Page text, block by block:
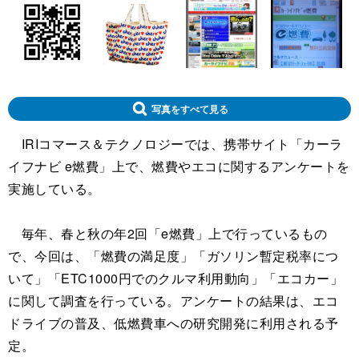
写真をすべて見る
IRIコマース＆テクノロジーでは、携帯サイト「カーラ
イフナビ e燃費」上で、燃費やエコに関するアンケートを
実施している。
毎年、春と秋の年2回「e燃費」上で行っているもの
で、今回は、「燃費の満足度」「ガソリン暫定税率につ
いて」「ETC1000円でのクルマ利用動向」「エコカー」
に関して調査を行っている。アンケートの結果は、エコ
ドライブの普及、低燃費車への研究開発に利用される予
定。